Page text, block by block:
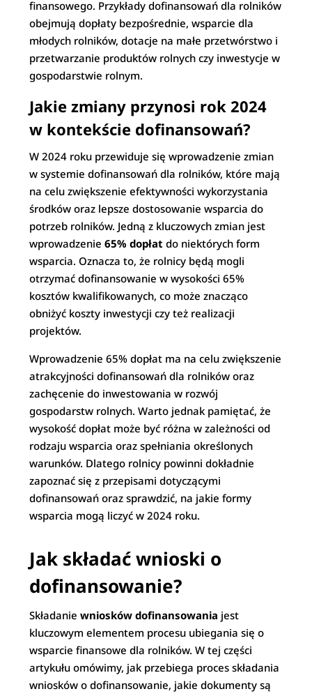
finansowego. Przykłady dofinansowań dla rolników
obejmują dopłaty bezpośrednie, wsparcie dla
młodych rolników, dotacje na małe przetwórstwo i
przetwarzanie produktów rolnych czy inwestycje w
gospodarstwie rolnym.
Jakie zmiany przynosi rok 2024
w kontekście dofinansowań?
W 2024 roku przewiduje się wprowadzenie zmian
w systemie dofinansowań dla rolników, które mają
na celu zwiększenie efektywności wykorzystania
środków oraz lepsze dostosowanie wsparcia do
potrzeb rolników. Jedną z kluczowych zmian jest
wprowadzenie65% dopłat do niektórych form
wsparcia. Oznacza to, że rolnicy będą mogli
otrzymać dofinansowanie w wysokości 65%
kosztów kwalifikowanych, co może znacząco
obniżyć koszty inwestycji czy też realizacji
projektów.
Wprowadzenie 65% dopłat ma na celu zwiększenie
atrakcyjności dofinansowań dla rolników oraz
zachęcenie do inwestowania w rozwój
gospodarstw rolnych. Warto jednak pamiętać, że
wysokość dopłat może być różna w zależności od
rodzaju wsparcia oraz spełniania określonych
warunków. Dlatego rolnicy powinni dokładnie
zapoznać się z przepisami dotyczącymi
dofinansowań oraz sprawdzić, na jakie formy
wsparcia mogą liczyć w 2024 roku.
Jak składać wnioski o
dofinansowanie?
Składaniewniosków dofinansowania jest
kluczowym elementem procesu ubiegania się o
wsparcie finansowe dla rolników. W tej części
artykułu omówimy, jak przebiega proces składania
wniosków o dofinansowanie, jakie dokumenty są